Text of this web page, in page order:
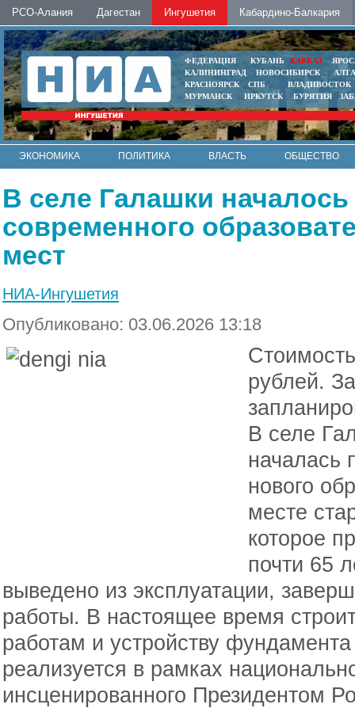
РСО-Алания Дагестан Ингушетия Кабардино-Балкария
ФЕДЕРАЦИЯ КУБАНЬ КАВКАЗ
КАЛИНИНГРАД
НОВОСИБИРСК
КРАСНОЯРСК
СПБ
ВЛАДИВОСТОК
МУРМАНСК
ИРКУТСК БУРЯТИЯ
ЭКОНОМИКА ПОЛИТИКА ВЛАСТЬ
ОБЩЕСТВО
В селе Галашки
современного
мест
НИА-Ингушетия
Опубликовано: 03.06.2026 13:18
рублей.
В селе
началась
нового
месте
которое
почти 65
выведено из эксплуатации,
работы. В настоящее время
работам и устройству
реализуется в рамках
инсценированного Президентом